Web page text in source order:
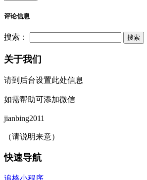
评论信息
搜索：
关于我们
请到后台设置此处信息
如需帮助可添加微信
jianbing2011
（请说明来意）
快速导航